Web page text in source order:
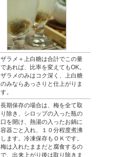
ザラメ＋上白糖は合計でこの量
であれば、比率を変えてもOK。
ザラメのみはコク深く、上白糖
のみならあっさりと仕上がりま
す。
長期保存の場合は、梅を全て取
り除き、シロップの入った瓶の
口を開け、熱湯の入ったお鍋に
容器ごと入れ、１０分程度煮沸
します。冷凍保存もＯＫです。
梅は入れたままだと腐食するの
で、出来上がり後は取り除きま